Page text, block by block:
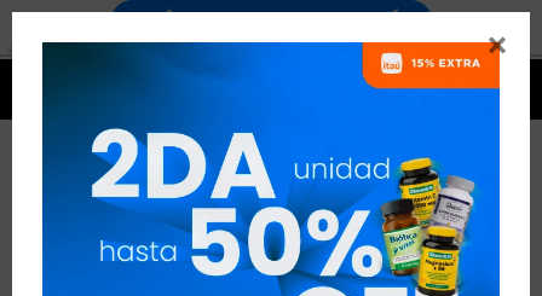

BEBIDAS Y SNACKS BROTA
BROTA QUITAR FILTROS
RECOMENDADOS